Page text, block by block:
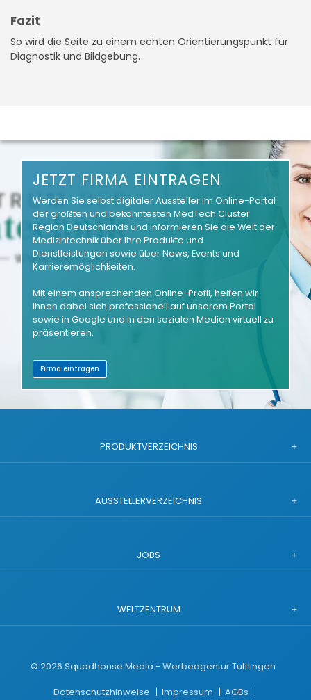
Fazit
So wird die Seite zu einem echten Orientierungspunkt für
Diagnostik und Bildgebung.
JETZT FIRMA EINTRAGEN
Werden Sie selbst digitaler Aussteller im Online-Portal
der größten und bekanntesten MedTech Cluster
Region Deutschlands und informieren Sie die Welt der
Medizintechnik über Ihre Produkte und
Dienstleistungen sowie über News, Events und
Karrieremöglichkeiten.
Mit einem ansprechenden Online-Profil, helfen wir
Ihnen dabei sich professionell auf unserem Portal
sowie in Google und in den sozialen Medien virtuell zu
präsentieren.
Firma eintragen
PRODUKTVERZEICHNIS
AUSSTELLERVERZEICHNIS
JOBS
WELTZENTRUM
© 2026 Squadhouse Media - Werbeagentur Tuttlingen
Datenschutzhinweise
Impressum
AGBs